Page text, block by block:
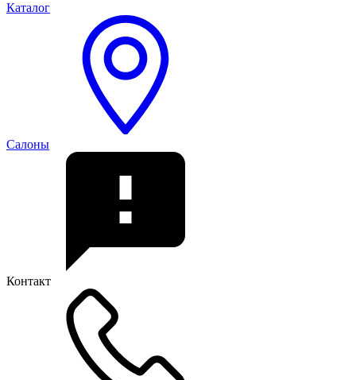
Каталог
Салоны
Контакт